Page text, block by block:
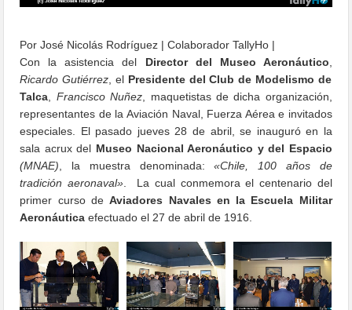
Por José Nicolás Rodríguez | Colaborador TallyHo |
Con la asistencia del Director del Museo Aeronáutico
Ricardo Gutiérrez , el Presidente del Club de Modelismo de
Talca
Francisco Nuñez , maquetistas de dicha organización,
representantes de la Aviación Naval, Fuerza Aérea e invitados
especiales. El pasado jueves 28 de abril, se inauguró en la
sala acrux del Museo Nacional Aeronáutico y del Espacio
(MNAE) , la muestra denominada: «Chile, 100 años de
tradición aeronaval» . La cual conmemora el centenario del
primer curso deAviadores Navales en la Escuela Militar
Aeronáutica efectuado el 27 de abril de 1916.